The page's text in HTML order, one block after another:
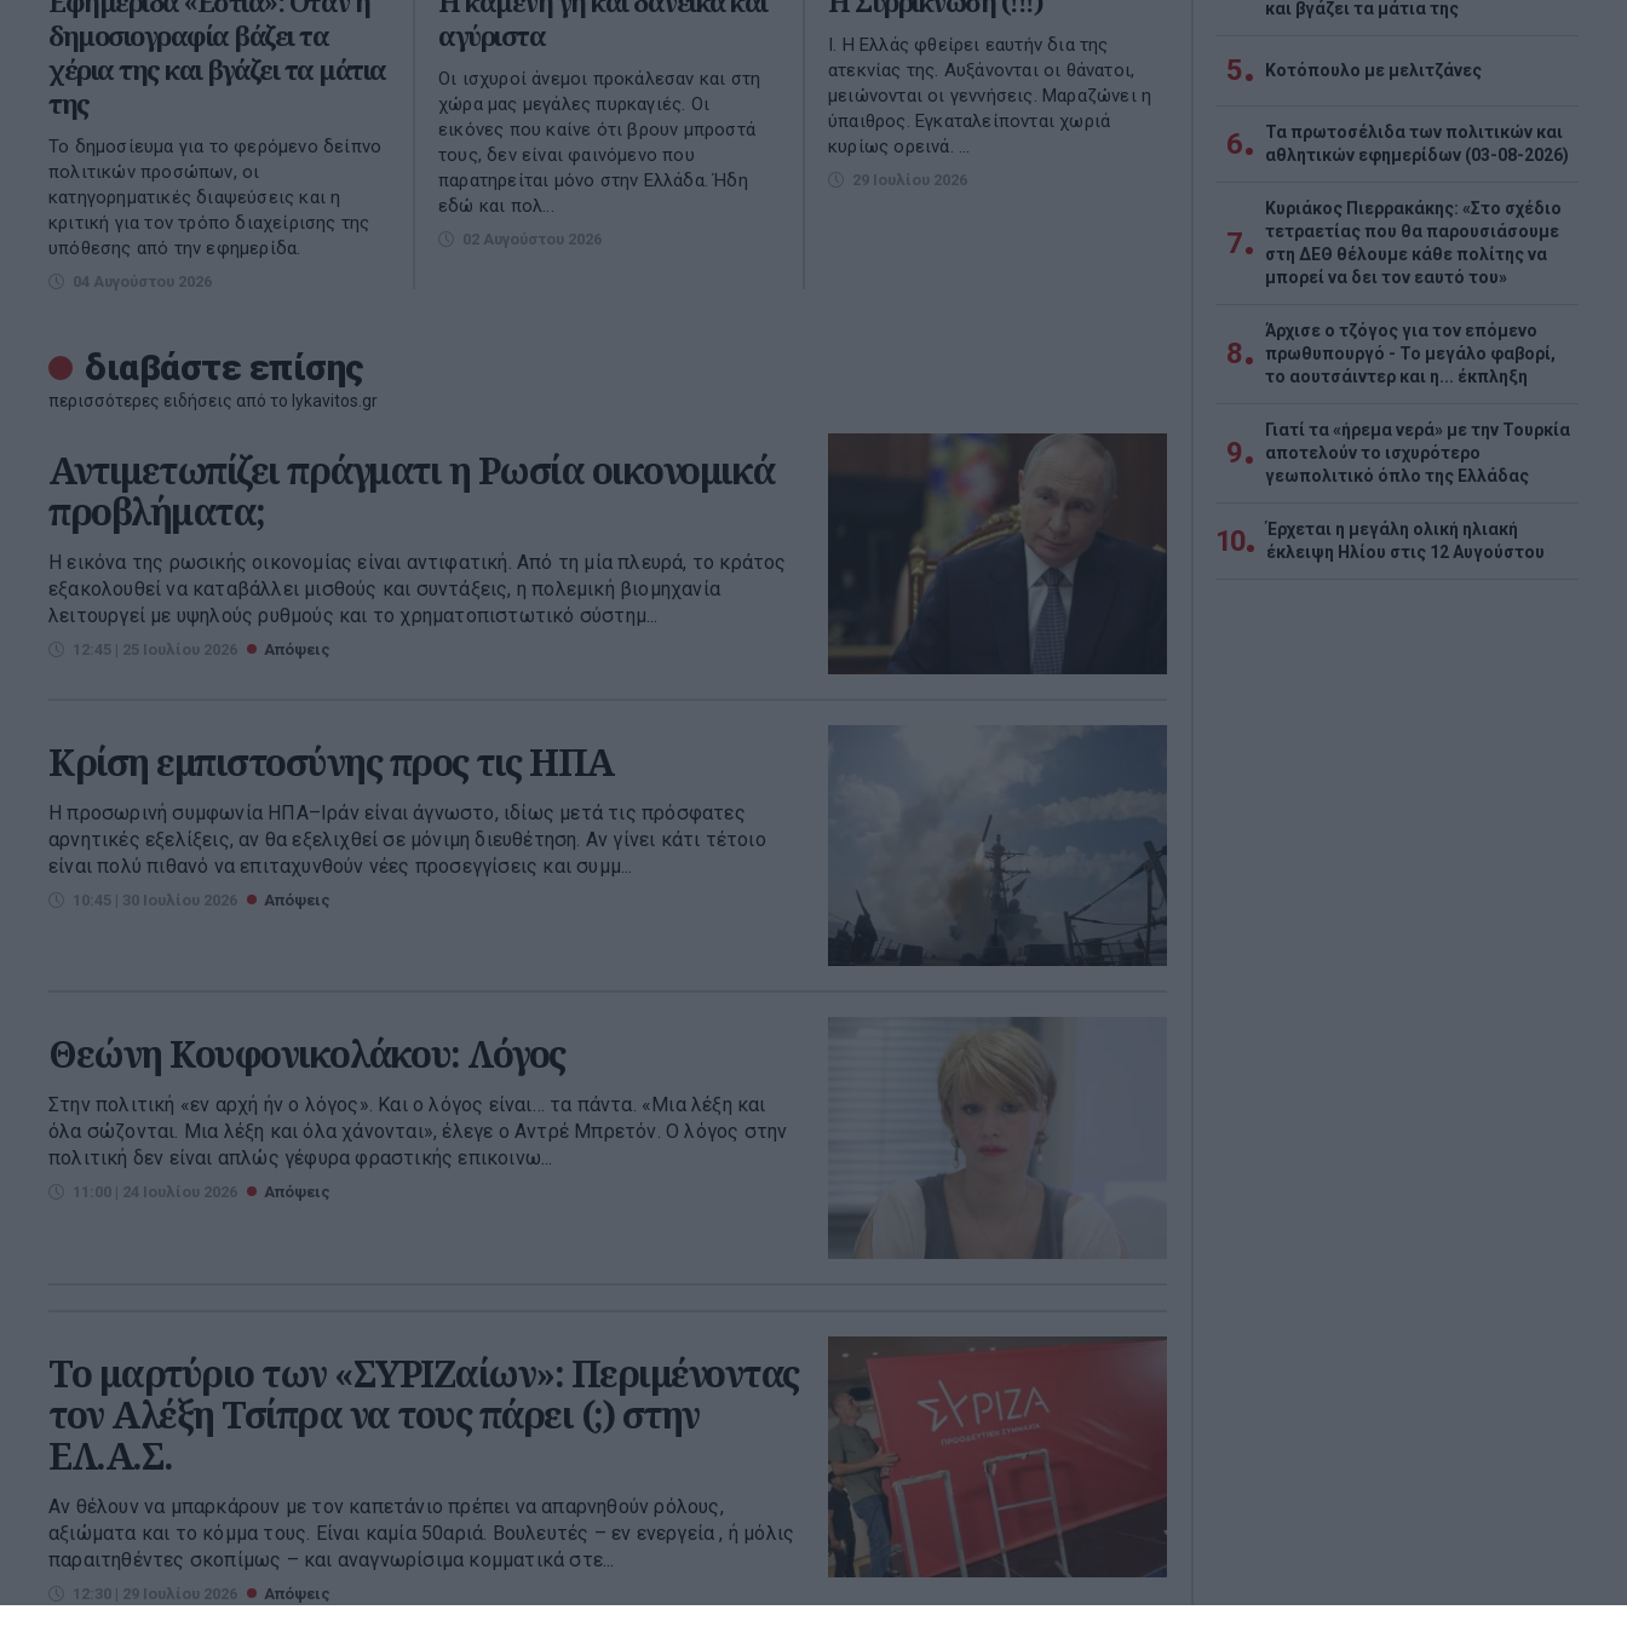
δημοσιογραφία βάζει τα
χέρια της και βγάζει τα μάτια
της
Το δημοσίευμα για το φερόμενο δείπνο
πολιτικών προσώπων, οι
κατηγορηματικές διαψεύσεις και η
κριτική για τον τρόπο διαχείρισης της
υπόθεσης από την εφημερίδα.
04 Αυγούστου 2026
αγύριστα
Οι ισχυροί άνεμοι προκάλεσαν και στη
χώρα μας μεγάλες πυρκαγιές. Οι
εικόνες που καίνε ότι βρουν μπροστά
τους, δεν είναι φαινόμενο που
παρατηρείται μόνο στην Ελλάδα. Ήδη
εδώ και πολ...
02 Αυγούστου 2026
Ι. Η Ελλάς φθείρει εαυτήν δια της
ατεκνίας της. Αυξάνονται οι θάνατοι,
μειώνονται οι γεννήσεις. Μαραζώνει η
ύπαιθρος. Εγκαταλείπονται χωριά
κυρίως ορεινά. ...
29 Ιουλίου 2026
διαβάστε επίσης
περισσότερες ειδήσεις από το lykavitos.gr
Αντιμετωπίζει πράγματι η Ρωσία οικονομικά
προβλήματα;
Η εικόνα της ρωσικής οικονομίας είναι αντιφατική. Από τη μία πλευρά, το κράτος
εξακολουθεί να καταβάλλει μισθούς και συντάξεις, η πολεμική βιομηχανία
λειτουργεί με υψηλούς ρυθμούς και το χρηματοπιστωτικό σύστημ...
12:45 | 25 Ιουλίου 2026 Απόψεις
Κρίση εμπιστοσύνης προς τις ΗΠΑ
Η προσωρινή συμφωνία ΗΠΑ–Ιράν είναι άγνωστο, ιδίως μετά τις πρόσφατες
αρνητικές εξελίξεις, αν θα εξελιχθεί σε μόνιμη διευθέτηση. Αν γίνει κάτι τέτοιο
είναι πολύ πιθανό να επιταχυνθούν νέες προσεγγίσεις και συμμ...
10:45 | 30 Ιουλίου 2026 Απόψεις
Θεώνη Κουφονικολάκου: Λόγος
Στην πολιτική «εν αρχή ήν ο λόγος». Και ο λόγος είναι… τα πάντα. «Μια λέξη και
όλα σώζονται. Μια λέξη και όλα χάνονται», έλεγε ο Αντρέ Μπρετόν. Ο λόγος στην
πολιτική δεν είναι απλώς γέφυρα φραστικής επικοινω...
11:00 | 24 Ιουλίου 2026 Απόψεις
Το μαρτύριο των «ΣΥΡΙΖαίων»: Περιμένοντας
τον Αλέξη Τσίπρα να τους πάρει (;) στην
ΕΛ.Α.Σ.
Αν θέλουν να μπαρκάρουν με τον καπετάνιο πρέπει να απαρνηθούν ρόλους,
αξιώματα και το κόμμα τους. Είναι καμία 50αριά. Βουλευτές – εν ενεργεία , ή μόλις
παραιτηθέντες σκοπίμως – και αναγνωρίσιμα κομματικά στε...
12:30 | 29 Ιουλίου 2026 Απόψεις
και βγάζει τα μάτια της
5 Κοτόπουλο με μελιτζάνες
6
Τα πρωτοσέλιδα των πολιτικών και
αθλητικών εφημερίδων (03-08-2026)
7
Κυριάκος Πιερρακάκης: «Στο σχέδιο
τετραετίας που θα παρουσιάσουμε
στη ΔΕΘ θέλουμε κάθε πολίτης να
μπορεί να δει τον εαυτό του»
8
Άρχισε ο τζόγος για τον επόμενο
πρωθυπουργό - Το μεγάλο φαβορί,
το αουτσάιντερ και η... έκπληξη
9
Γιατί τα «ήρεμα νερά» με την Τουρκία
αποτελούν το ισχυρότερο
γεωπολιτικό όπλο της Ελλάδας
10
Έρχεται η μεγάλη ολική ηλιακή
έκλειψη Ηλίου στις 12 Αυγούστου